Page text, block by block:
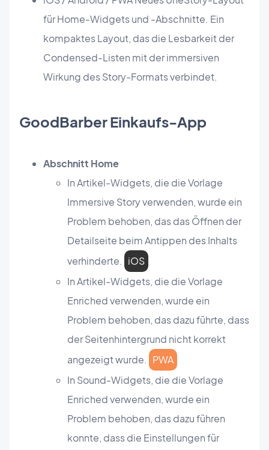
für Home-Widgets und -Abschnitte. Ein
kompaktes Layout, das die Lesbarkeit der
Condensed-Listen mit der immersiven
Wirkung des Story-Formats verbindet.
GoodBarber Einkaufs-App
Abschnitt Home
In Artikel-Widgets, die die Vorlage
Immersive Story verwenden, wurde ein
Problem behoben, das das Öffnen der
Detailseite beim Antippen des Inhalts
verhinderte. iOS
In Artikel-Widgets, die die Vorlage
Enriched verwenden, wurde ein
Problem behoben, das dazu führte, dass
der Seitenhintergrund nicht korrekt
angezeigt wurde. PWA
In Sound-Widgets, die die Vorlage
Enriched verwenden, wurde ein
Problem behoben, das dazu führen
konnte, dass die Einstellungen für